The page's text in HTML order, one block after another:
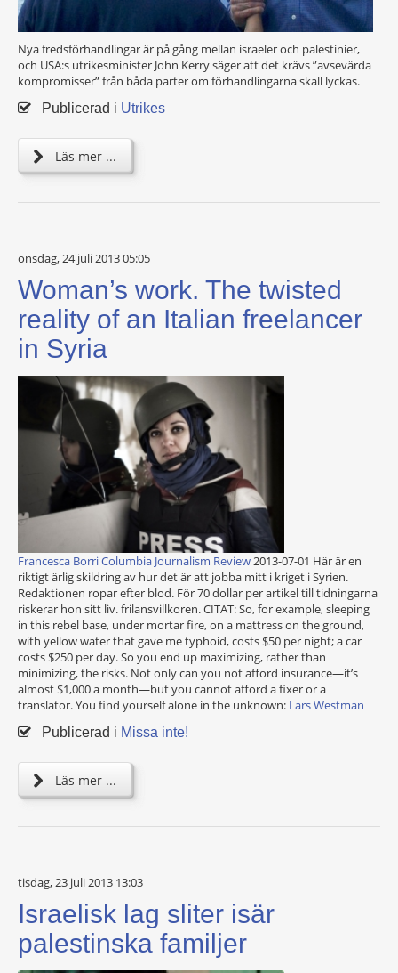
Nya fredsförhandlingar är på gång mellan israeler och palestinier,
och USA:s utrikesminister John Kerry säger att det krävs ”avsevärda
kompromisser” från båda parter om förhandlingarna skall lyckas.
Publicerad i Utrikes
Läs mer ...
onsdag, 24 juli 2013 05:05
Woman’s work. The twisted
reality of an Italian freelancer
in Syria
Francesca Borri Columbia Journalism Review2013-07-01 Här är en
riktigt ärlig skildring av hur det är att jobba mitt i kriget i Syrien.
Redaktionen ropar efter blod. För 70 dollar per artikel till tidningarna
riskerar hon sitt liv. frilansvillkoren. CITAT: So, for example, sleeping
in this rebel base, under mortar fire, on a mattress on the ground,
with yellow water that gave me typhoid, costs $50 per night; a car
costs $250 per day. So you end up maximizing, rather than
minimizing, the risks. Not only can you not afford insurance—it’s
almost $1,000 a month—but you cannot afford a fixer or a
translator. You find yourself alone in the unknown: Lars Westman
Publicerad i Missa inte!
Läs mer ...
tisdag, 23 juli 2013 13:03
Israelisk lag sliter isär
palestinska familjer